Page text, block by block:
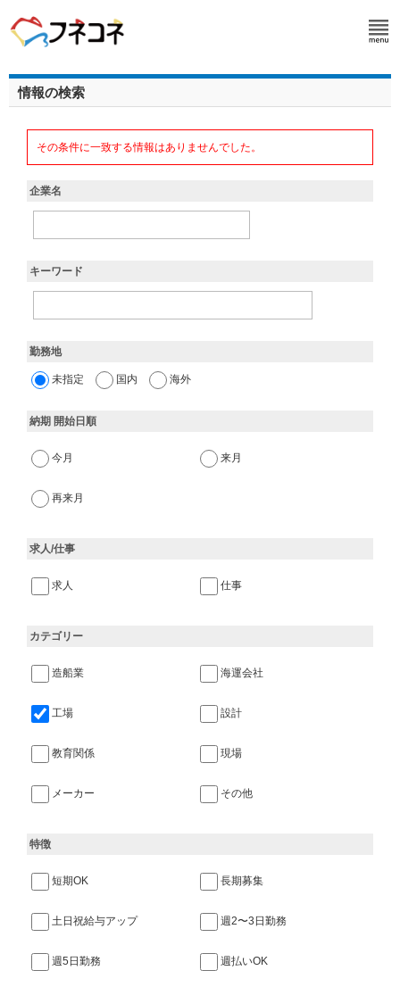
情報の検索
その条件に一致する情報はありませんでした。
企業名
キーワード
勤務地
未指定 国内 海外
納期 開始日順
今月 来月
再来月
求人/仕事
求人 仕事
カテゴリー
造船業 海運会社
工場 設計
教育関係 現場
メーカー その他
特徴
短期OK 長期募集
土日祝給与アップ 週2〜3日勤務
週5日勤務 週払いOK